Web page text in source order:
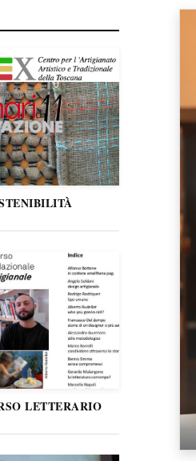
LETTERARIO